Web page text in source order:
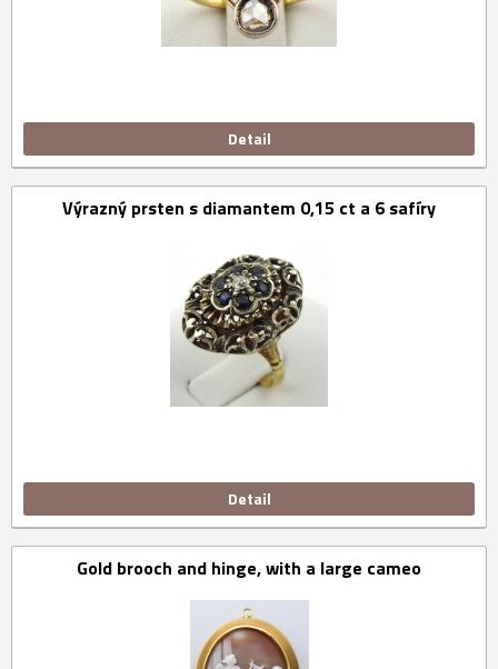
Detail
Výrazný prsten s diamantem 0,15 ct a 6 safíry
Detail
Gold brooch and hinge, with a large cameo